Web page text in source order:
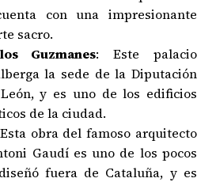
con una impresionante
sacro.
Guzmanes: Este palacio
la sede de la Diputación
y es uno de los edificios
de la ciudad.
obra del famoso arquitecto
Gaudí es uno de los pocos
fuera de Cataluña, y es